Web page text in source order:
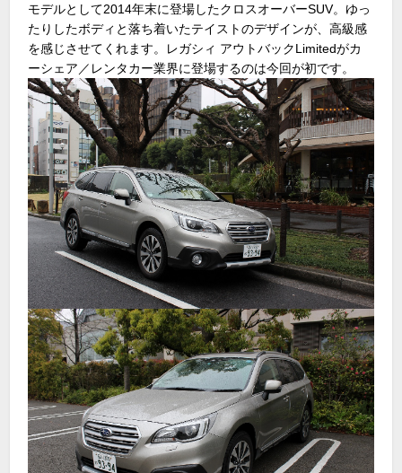
モデルとして2014年末に登場したクロスオーバーSUV。ゆっ
たりしたボディと落ち着いたテイストのデザインが、高級感
を感じさせてくれます。レガシィ アウトバックLimitedがカ
ーシェア／レンタカー業界に登場するのは今回が初です。